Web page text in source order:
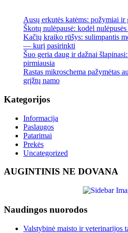
Ausų erkutės katėms: požymiai ir
Škotų nulėpausė: kodėl
Kačių kraiko rūšys: sulimpantis
— kurį pasirinkti
Šuo geria daug ir dažnai
pirmiausia
Rastas mikroschema pažymėtas
grįžtų namo
Kategorijos
Informacija
Paslaugos
Patarimai
Prekės
Uncategorized
AUGINTINIS NE DOVANA
Naudingos nuorodos
Valstybinė maisto ir veterinarijos